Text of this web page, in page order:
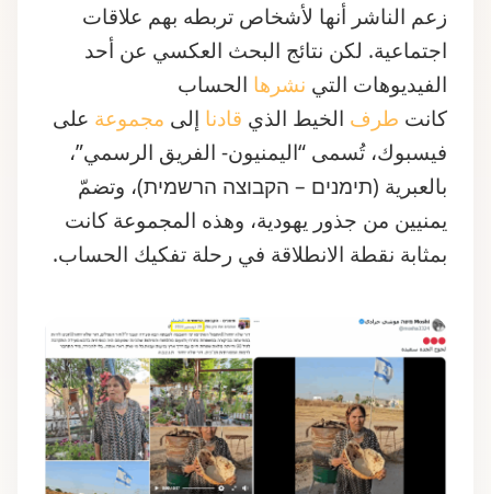
زعم الناشر أنها لأشخاص تربطه بهم علاقات
اجتماعية. لكن نتائج البحث العكسي عن أحد
الفيديوهات التي نشرها الحساب
كانت طرف الخيط الذي قادنا إلى مجموعة على
فيسبوك، تُسمى “اليمنيون- الفريق الرسمي”،
بالعبرية (תימנים – הקבוצה הרשמית)، وتضمّ
يمنيين من جذور يهودية، وهذه المجموعة كانت
بمثابة نقطة الانطلاقة في رحلة تفكيك الحساب.